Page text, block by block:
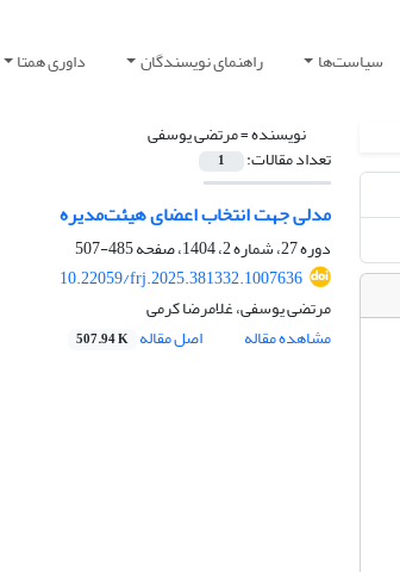
سیاست‌ها راهنمای نویسندگان داوری همتا
نویسنده =مرتضی یوسفی
تعداد مقالات: 1
مدلی جهت انتخاب اعضای هیئت‌مدیره
دوره 27، شماره 2، 1404، صفحه
485-507
10.22059/frj.2025.381332.1007636
مرتضی یوسفی، غلامرضا کرمی
مشاهده مقاله
اصل مقاله 507.94 K